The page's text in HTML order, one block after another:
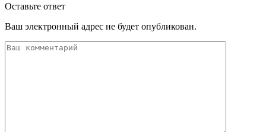
Оставьте ответ
Ваш электронный адрес не будет опубликован.